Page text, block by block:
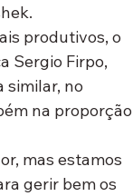
produtivos, o
Sergio Firpo,
similar, no
na proporção
mas estamos
gerir bem os